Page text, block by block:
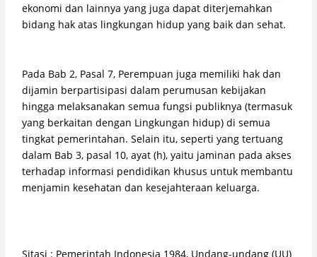
ekonomi dan lainnya yang juga dapat diterjemahkan
bidang hak atas lingkungan hidup yang baik dan sehat.
Pada Bab 2, Pasal 7, Perempuan juga memiliki hak dan
dijamin berpartisipasi dalam perumusan kebijakan
hingga melaksanakan semua fungsi publiknya (termasuk
yang berkaitan dengan Lingkungan hidup) di semua
tingkat pemerintahan. Selain itu, seperti yang tertuang
dalam Bab 3, pasal 10, ayat (h), yaitu jaminan pada akses
terhadap informasi pendidikan khusus untuk membantu
menjamin kesehatan dan kesejahteraan keluarga.
Sitasi : Pemerintah Indonesia 1984, Undang-undang (UU)